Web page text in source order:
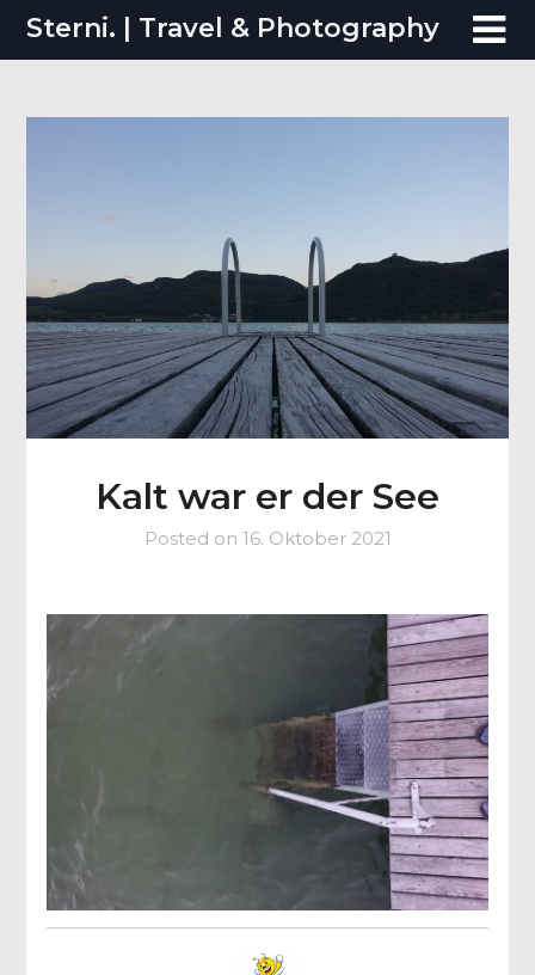
SkipSterni. | Travel & Photography
Kalt war er der See
Posted on 16. Oktober 2021